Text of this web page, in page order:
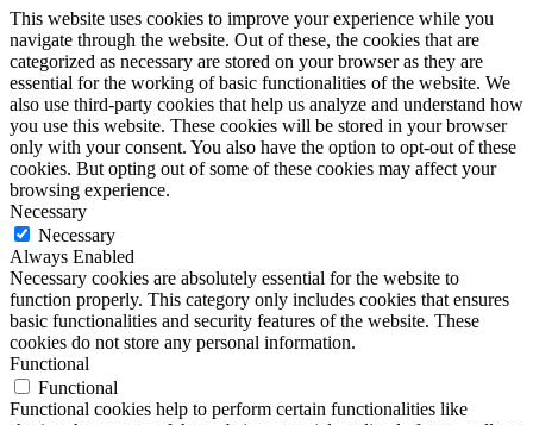
This website uses cookies to improve your experience while you
navigate through the website. Out of these, the cookies that are
categorized as necessary are stored on your browser as they are
essential for the working of basic functionalities of the website. We
also use third-party cookies that help us analyze and understand how
you use this website. These cookies will be stored in your browser
only with your consent. You also have the option to opt-out of these
cookies. But opting out of some of these cookies may affect your
browsing experience.
Necessary
Necessary
Always Enabled
Necessary cookies are absolutely essential for the website to
function properly. This category only includes cookies that ensures
basic functionalities and security features of the website. These
cookies do not store any personal information.
Functional
Functional
Functional cookies help to perform certain functionalities like